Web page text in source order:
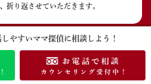
折り返させていただきます。
メールでのご相談
やすいママ探偵に相談しよう！